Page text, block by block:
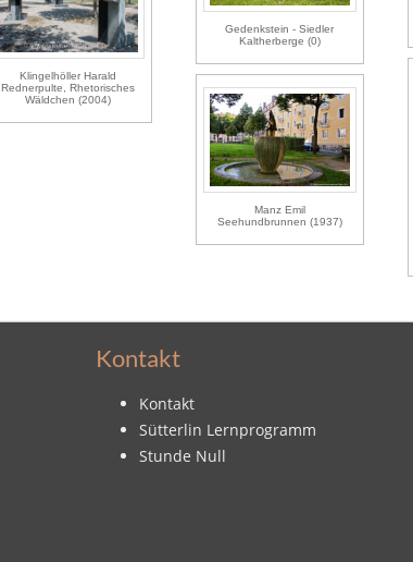
Gedenkstein - Siedler
Kaltherberge (0)
Klingelhöller Harald
Rednerpulte, Rhetorisches
Wäldchen (2004)
Manz Emil
Seehundbrunnen (1937)
Kontakt
Kontakt
Sütterlin Lernprogramm
Stunde Null